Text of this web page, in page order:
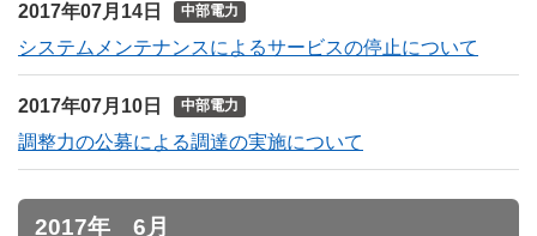
2017年07月14日 中部電力
システムメンテナンスによるサービスの停止について
2017年07月10日 中部電力
調整力の公募による調達の実施について
2017年 6月